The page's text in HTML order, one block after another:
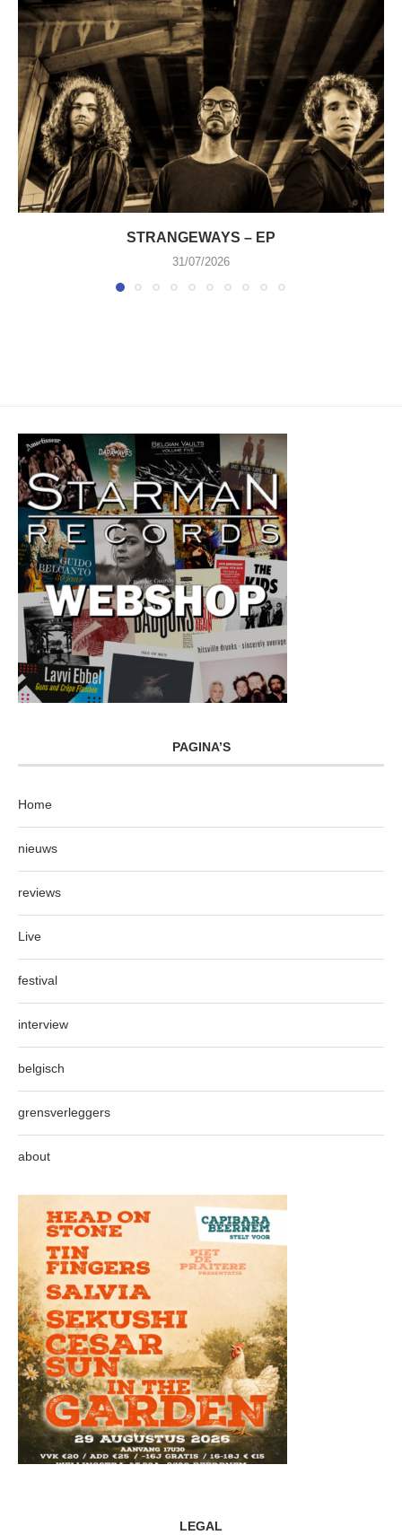
STRANGEWAYS – EP
31/07/2026
PAGINA’S
Home
nieuws
reviews
Live
festival
interview
belgisch
grensverleggers
about
LEGAL